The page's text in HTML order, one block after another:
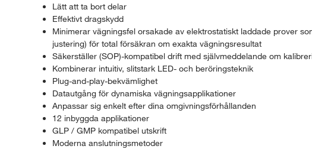
Lätt att ta bort delar
Effektivt dragskydd
Minimerar vägningsfel orsakade av elektrostatiskt laddade prover
justering) för total försäkran om exakta vägningsresultat
Säkerställer (SOP)-kompatibel drift med självmeddelande om
Kombinerar intuitiv, slitstark LED- och beröringsteknik
Plug-and-play-bekvämlighet
Datautgång för dynamiska vägningsapplikationer
Anpassar sig enkelt efter dina omgivningsförhållanden
12 inbyggda applikationer
GLP / GMP kompatibel utskrift
Moderna anslutningsmetoder